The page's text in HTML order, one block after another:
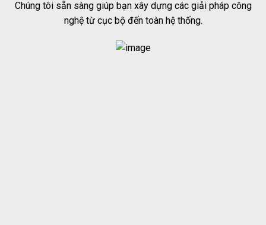
Chúng tôi sẵn sàng giúp bạn xây dựng các giải pháp công
nghệ từ cục bộ đến toàn hệ thống.